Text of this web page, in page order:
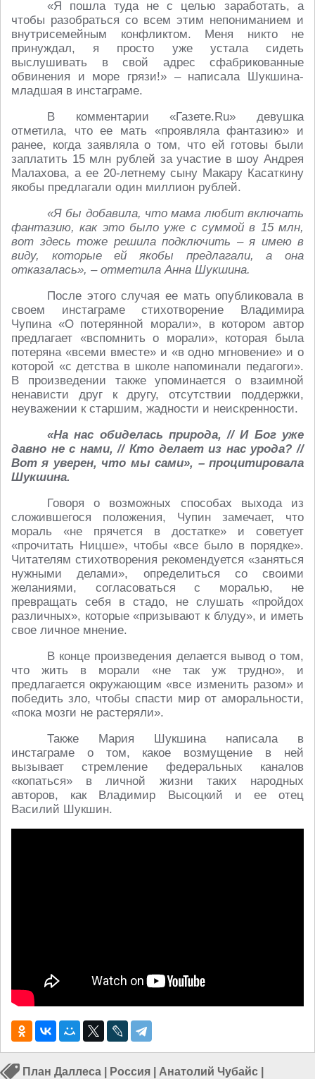
«Я пошла туда не с целью заработать, а
чтобы разобраться со всем этим непониманием и
внутрисемейным конфликтом. Меня никто не
принуждал, я просто уже устала сидеть
выслушивать в свой адрес сфабрикованные
обвинения и море грязи!» – написала Шукшина-
младшая в инстаграме.
В комментарии «Газете.Ru» девушка
отметила, что ее мать «проявляла фантазию» и
ранее, когда заявляла о том, что ей готовы были
заплатить 15 млн рублей за участие в шоу Андрея
Малахова, а ее 20-летнему сыну Макару Касаткину
якобы предлагали один миллион рублей.
«Я бы добавила, что мама любит включать
фантазию, как это было уже с суммой в 15 млн,
вот здесь тоже решила подключить – я имею в
виду, которые ей якобы предлагали, а она
отказалась», – отметила Анна Шукшина.
После этого случая ее мать опубликовала в
своем инстаграме стихотворение Владимира
Чупина «О потерянной морали», в котором автор
предлагает «вспомнить о морали», которая была
потеряна «всеми вместе» и «в одно мгновение» и о
которой «с детства в школе напоминали педагоги».
В произведении также упоминается о взаимной
ненависти друг к другу, отсутствии поддержки,
неуважении к старшим, жадности и неискренности.
«На нас обиделась природа, // И Бог уже
давно не с нами, // Кто делает из нас урода? //
Вот я уверен, что мы сами», – процитировала
Шукшина.
Говоря о возможных способах выхода из
сложившегося положения, Чупин замечает, что
мораль «не прячется в достатке» и советует
«прочитать Ницше», чтобы «все было в порядке».
Читателям стихотворения рекомендуется «заняться
нужными делами», определиться со своими
желаниями, согласоваться с моралью, не
превращать себя в стадо, не слушать «пройдох
различных», которые «призывают к блуду», и иметь
свое личное мнение.
В конце произведения делается вывод о том,
что жить в морали «не так уж трудно», и
предлагается окружающим «все изменить разом» и
победить зло, чтобы спасти мир от аморальности,
«пока мозги не растеряли».
Также Мария Шукшина написала в
инстаграме о том, какое возмущение в ней
вызывает стремление федеральных каналов
«копаться» в личной жизни таких народных
авторов, как Владимир Высоцкий и ее отец
Василий Шукшин.
План Даллеса Россия Анатолий Чубайс